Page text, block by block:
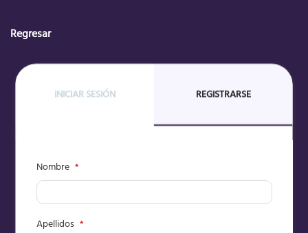
Regresar
Nombre
Apellidos
INICIAR SESIÓN REGISTRARSE